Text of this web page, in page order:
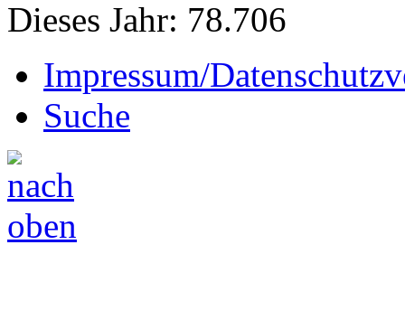
Dieses Jahr: 78.706
Impressum/
Suche